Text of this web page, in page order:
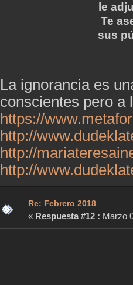
le
Te
sus
La ignorancia es
conscientes pero a
https://
http://
http://
http://
Re: Febrero 2018
« Respuesta #12 : Marzo